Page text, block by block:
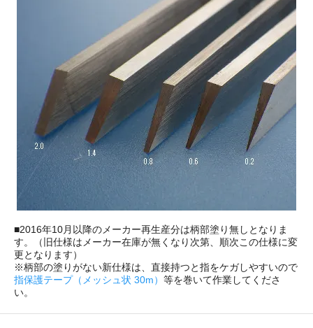
■2016年10月以降のメーカー再生産分は柄部塗り無しとなりま
す。（旧仕様はメーカー在庫が無くなり次第、順次この仕様に変
更となります）
※柄部の塗りがない新仕様は、直接持つと指をケガしやすいので
指保護テープ（メッシュ状 30m） 等を巻いて作業してくださ
い。